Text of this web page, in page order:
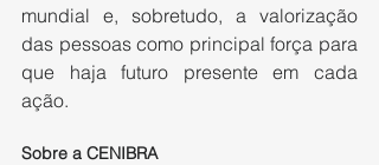
mundial e, sobretudo, a valorização
das pessoas como principal força para
que haja futuro presente em cada
ação.
Sobre a CENIBRA